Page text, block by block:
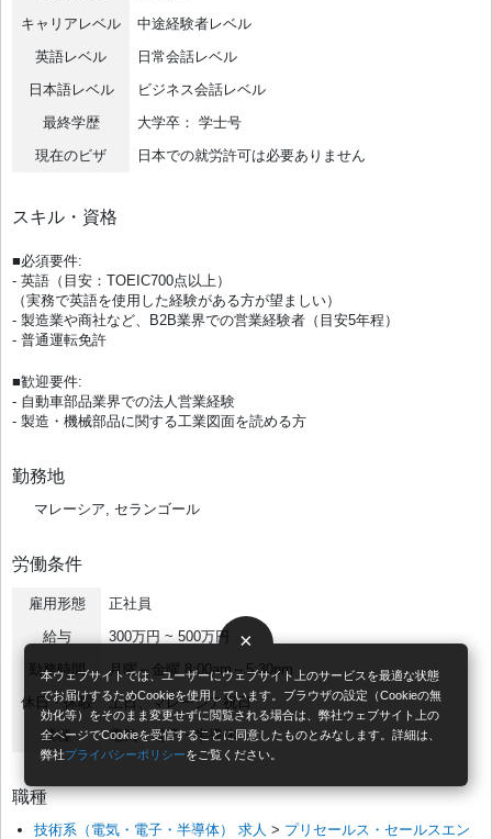
×
本ウェブサイトでは、ユーザーにウェブサイト上のサービスを最適な状態
でお届けするためCookieを使用しています。ブラウザの設定（Cookieの無
効化等）をそのまま変更せずに閲覧される場合は、弊社ウェブサイト上の
全ページでCookieを受信することに同意したものとみなします。詳細は、
弊社プライバシーポリシーをご覧ください。
キャリアレベル
中途経験者レベル
英語レベル
日常会話レベル
日本語レベル
ビジネス会話レベル
最終学歴
大学卒： 学士号
現在のビザ
日本での就労許可は必要ありません
スキル・資格
■必須要件:
- 英語（目安：TOEIC700点以上）
（実務で英語を使用した経験がある方が望ましい）
- 製造業や商社など、B2B業界での営業経験者（目安5年程）
- 普通運転免許
■歓迎要件:
- 自動車部品業界での法人営業経験
- 製造・機械部品に関する工業図面を読める方
勤務地
マレーシア, セランゴール
労働条件
雇用形態
正社員
給与
300万円 ~ 500万円
勤務時間
月曜～金曜 8:00am～5:30pm
休日・休暇
土日、マレーシア祝日
業種
電気・電子・半導体
職種
技術系（電気・電子・半導体） 求人 > プリセールス・セールスエン